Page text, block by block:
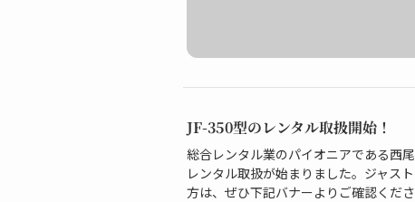
JF-350型のレンタル取扱開始！
総合レンタル業のパイオニアである西
レンタル取扱が始まりました。ジャス
方は、ぜひ下記バナーよりご確認くださ